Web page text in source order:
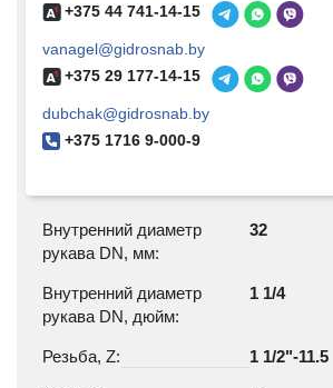
+375 44 741-14-15
vanagel@gidrosnab.by
+375 29 177-14-15
dubchak@gidrosnab.by
+375 1716 9-000-9
Внутренний диаметр
рукава DN, мм:
32
Внутренний диаметр
рукава DN, дюйм:
1 1/4
Резьба, Z: 1 1/2"-11.5